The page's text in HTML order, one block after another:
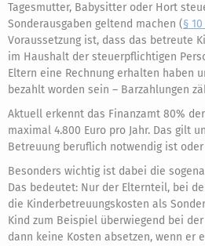
Tagesmutter, Babysitter oder Hort
Sonderausgaben geltend machen (§
Voraussetzung ist, dass das betreute
im Haushalt der steuerpflichtigen
Eltern eine Rechnung erhalten haben
bezahlt worden sein – Barzahlungen
Aktuell erkennt das Finanzamt 80%
maximal 4.800 Euro pro Jahr. Das gilt
Betreuung beruflich notwendig ist
Besonders wichtig ist dabei die
Das bedeutet: Nur der Elternteil, bei
die Kinderbetreuungskosten als
Kind zum Beispiel überwiegend bei
dann keine Kosten absetzen, wenn er